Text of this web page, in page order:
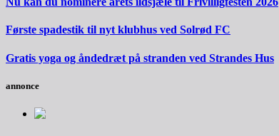
Første spadestik til nyt klubhus ved Solrød FC
Gratis yoga og åndedræt på stranden ved Strandes Hus
annonce